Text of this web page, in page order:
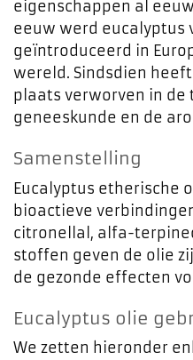
eigenschappen al
eeuw werd eucalyptus
geïntroduceerd in
wereld. Sindsdien
plaats verworven in
geneeskunde en de
Samenstelling
Eucalyptus etherische
bioactieve
citronellal, alfa-
stoffen geven de olie
de gezonde effecten
Eucalyptus olie
We zetten hieronder